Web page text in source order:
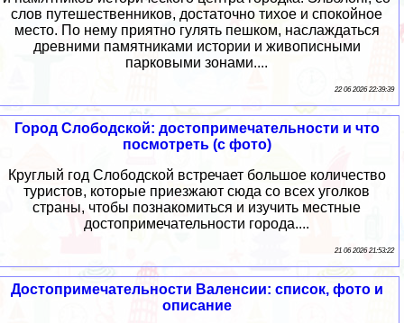
слов путешественников, достаточно тихое и спокойное
место. По нему приятно гулять пешком, наслаждаться
древними памятниками истории и живописными
парковыми зонами....
22 06 2026 22:39:39
Город Слободской: достопримечательности и что
посмотреть (с фото)
Круглый год Слободской встречает большое количество
туристов, которые приезжают сюда со всех уголков
страны, чтобы познакомиться и изучить местные
достопримечательности города....
21 06 2026 21:53:22
Достопримечательности Валенсии: список, фото и
описание